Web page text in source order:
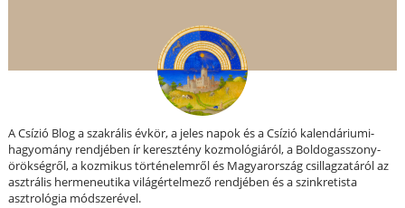
A Csízió Blog a szakrális évkör, a jeles napok és a Csízió kalendáriumi-
hagyomány rendjében ír keresztény kozmológiáról, a Boldogasszony-
örökségről, a kozmikus történelemről és Magyarország csillagzatáról az
asztrális hermeneutika világértelmező rendjében és a szinkretista
asztrológia módszerével.